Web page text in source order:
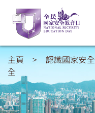
主頁 > 認識國家安全
全